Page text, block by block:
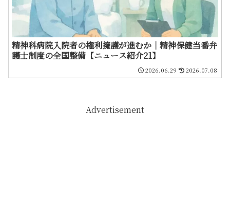
精神科病院入院者の権利擁護が進むか｜精神保健当番弁
護士制度の全国整備【ニュース紹介21】
2026.06.29 2026.07.08
Advertisement